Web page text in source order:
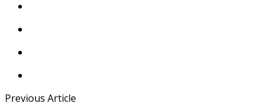
Previous Article